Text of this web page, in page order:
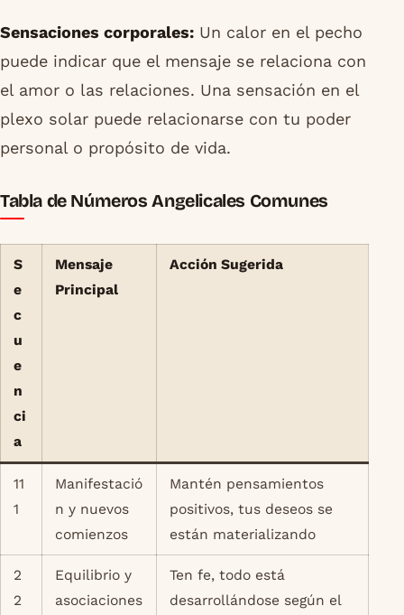
Sensaciones corporales: Un calor en el pecho
puede indicar que el mensaje se relaciona con
el amor o las relaciones. Una sensación en el
plexo solar puede relacionarse con tu poder
personal o propósito de vida.
Tabla de Números Angelicales Comunes
S
e
c
u
e
n
ci
a
Mensaje
Principal
Acción Sugerida
11
1
Manifestació
n y nuevos
comienzos
Mantén pensamientos
positivos, tus deseos se
están materializando
2
2
Equilibrio y
asociaciones
Ten fe, todo está
desarrollándose según el